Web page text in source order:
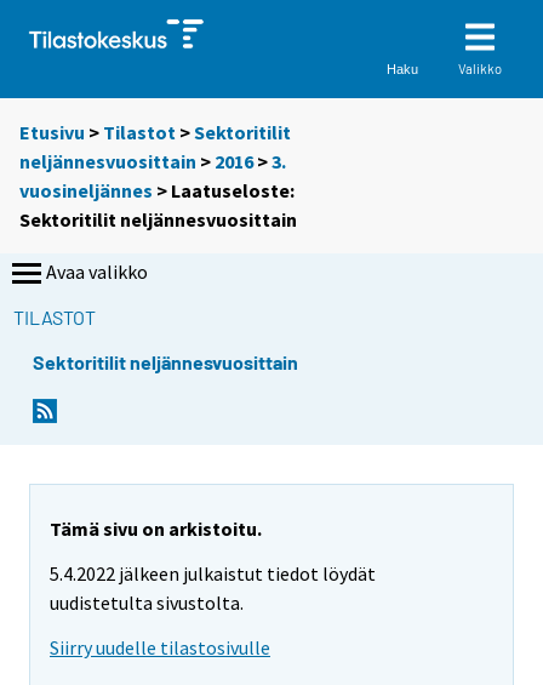
Haku Valikko
Etusivu > Tilastot >Sektoritilit
neljännesvuosittain > 2016>3.
vuosineljännes > Laatuseloste:
Sektoritilit neljännesvuosittain
Avaa valikko
TILASTOT
Sektoritilit neljännesvuosittain
Tämä sivu on arkistoitu.
5.4.2022 jälkeen julkaistut tiedot löydät
uudistetulta sivustolta.
Siirry uudelle tilastosivulle